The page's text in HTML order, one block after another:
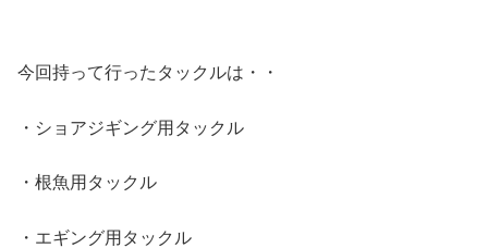
今回持って行ったタックルは・・
・ショアジギング用タックル
・根魚用タックル
・エギング用タックル